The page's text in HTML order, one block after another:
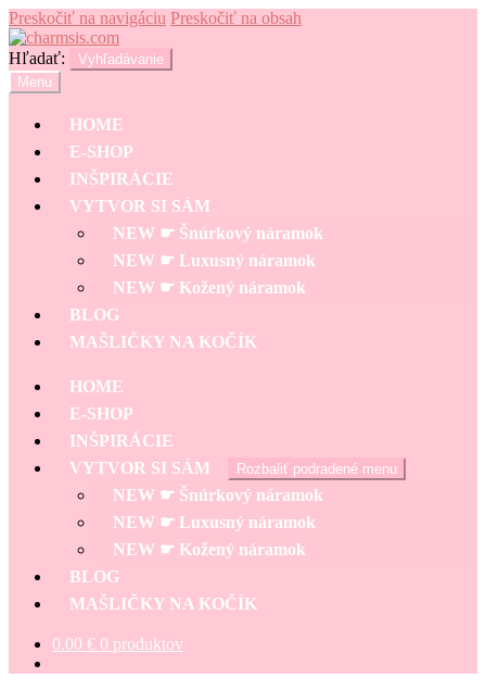
Preskočiť na navigáciu Preskočiť na obsah
Hľadať:
Vyhľadávanie
Menu
HOME
E-SHOP
INŠPIRÁCIE
VYTVOR SI SÁM
NEW ☛ Šnúrkový náramok
NEW ☛ Luxusný náramok
NEW ☛ Kožený náramok
BLOG
MAŠLIČKY NA KOČÍK
HOME
E-SHOP
INŠPIRÁCIE
VYTVOR SI SÁM
Rozbaliť podradené menu
NEW ☛ Šnúrkový náramok
NEW ☛ Luxusný náramok
NEW ☛ Kožený náramok
BLOG
MAŠLIČKY NA KOČÍK
0.00 € 0 produktov